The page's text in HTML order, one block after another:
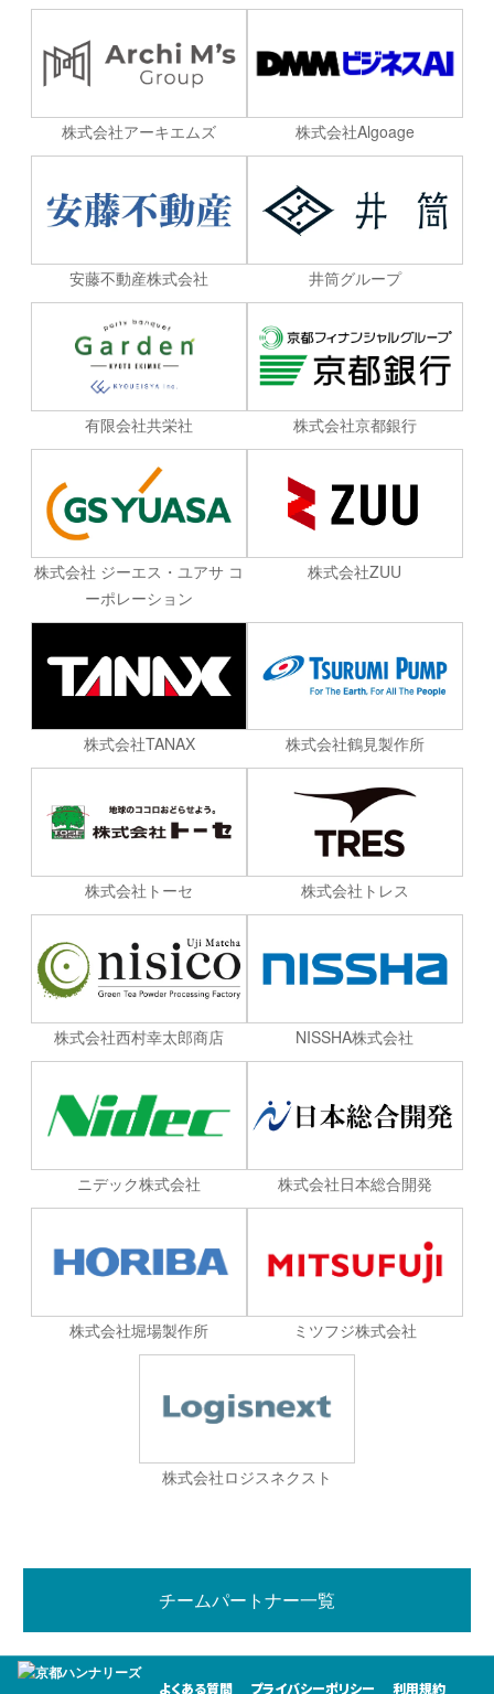
株式会社アーキエムズ 株式会社Algoage
安藤不動産株式会社 井筒グループ
有限会社共栄社 株式会社京都銀行
株式会社 ジーエス・ユアサ コ
ーポレーション
株式会社ZUU
株式会社TANAX 株式会社鶴見製作所
株式会社トーセ 株式会社トレス
株式会社西村幸太郎商店 NISSHA株式会社
ニデック株式会社 株式会社日本総合開発
株式会社堀場製作所 ミツフジ株式会社
株式会社ロジスネクスト
チームパートナー一覧
よくある質問 プライバシーポリシー 利用規約